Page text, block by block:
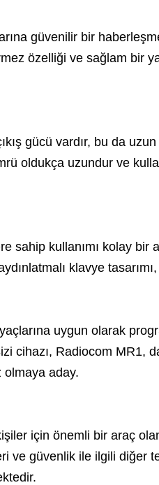
güvenilir bir
özelliği ve sağlam bir
gücü vardır, bu da
oldukça uzundur ve
sahip kullanımı kolay bir
klavye
uygun olarak
cihazı, Radiocom MR1,
olmaya aday.
için önemli bir araç
ve güvenlik ile ilgili diğer